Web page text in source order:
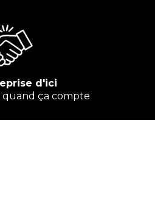
d'ici
quand ça compte